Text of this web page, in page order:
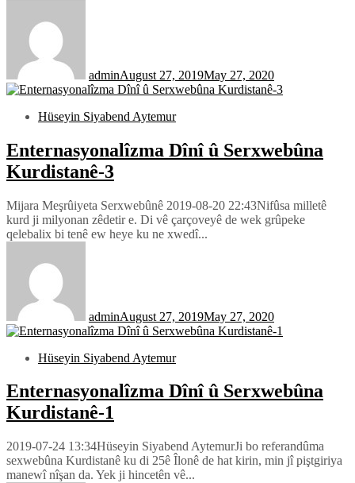
adminAugust 27, 2019May 27, 2020
Hüseyin Siyabend Aytemur
Enternasyonalîzma Dînî û Serxwebûna
Kurdistanê-3
Mijara Meşrûiyeta Serxwebûnê 2019-08-20 22:43Nifûsa milletê
kurd ji milyonan zêdetir e. Di vê çarçoveyê de wek grûpeke
qelebalix bi tenê ew heye ku ne xwedî...
adminAugust 27, 2019May 27, 2020
Hüseyin Siyabend Aytemur
Enternasyonalîzma Dînî û Serxwebûna
Kurdistanê-1
2019-07-24 13:34Hüseyin Siyabend AytemurJi bo referandûma
sexwebûna Kurdistanê ku di 25ê Îlonê de hat kirin, min jî piştgiriya
manewî nîşan da. Yek ji hincetên vê...